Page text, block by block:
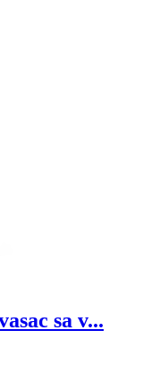
sa v...